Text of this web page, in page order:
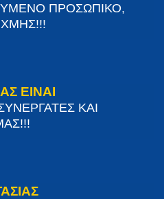
ΠΡΟΣΩΠΙΚΟ,
ΕΙΝΑΙ
ΚΑΙ